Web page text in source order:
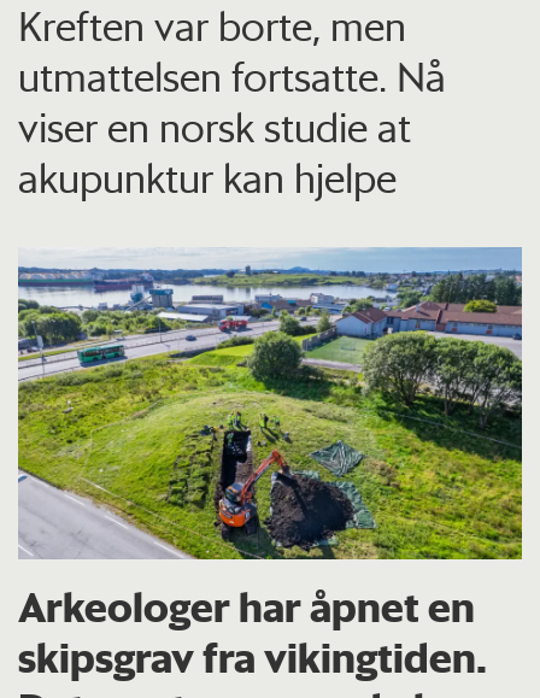
Kreften var borte, men
utmattelsen fortsatte. Nå
viser en norsk studie at
akupunktur kan hjelpe
Arkeologer har åpnet en
skipsgrav fra vikingtiden.